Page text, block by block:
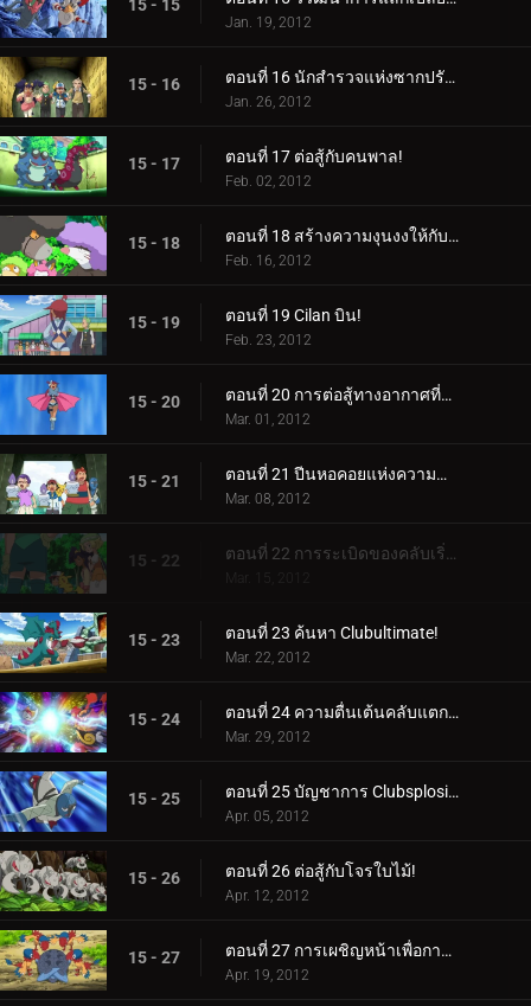
15 - 15
Jan. 19, 2012
15 - 16 ตอนที่ 16 นักสำรวจแห่งซากปรักหักพังของฮีโร่!
Jan. 26, 2012
15 - 17 ตอนที่ 17 ต่อสู้กับคนพาล!
Feb. 02, 2012
15 - 18 ตอนที่ 18 สร้างความงุนงงให้กับ Bouffalant!
Feb. 16, 2012
15 - 19 ตอนที่ 19 Cilan บิน!
Feb. 23, 2012
15 - 20 ตอนที่ 20 การต่อสู้ทางอากาศที่น่าทึ่ง!
Mar. 01, 2012
15 - 21 ตอนที่ 21 ปีนหอคอยแห่งความสำเร็จ!
Mar. 08, 2012
15 - 22
Mar. 15, 2012
15 - 23 ตอนที่ 23 ค้นหา Clubultimate!
Mar. 22, 2012
15 - 24 ตอนที่ 24 ความตื่นเต้นคลับแตกกระจาย!
Mar. 29, 2012
15 - 25 ตอนที่ 25 บัญชาการ Clubsplosion Crown!
Apr. 05, 2012
15 - 26 ตอนที่ 26 ต่อสู้กับโจรใบไม้!
Apr. 12, 2012
15 - 27 ตอนที่ 27 การเผชิญหน้าเพื่อการฟื้นฟู! (1)
Apr. 19, 2012